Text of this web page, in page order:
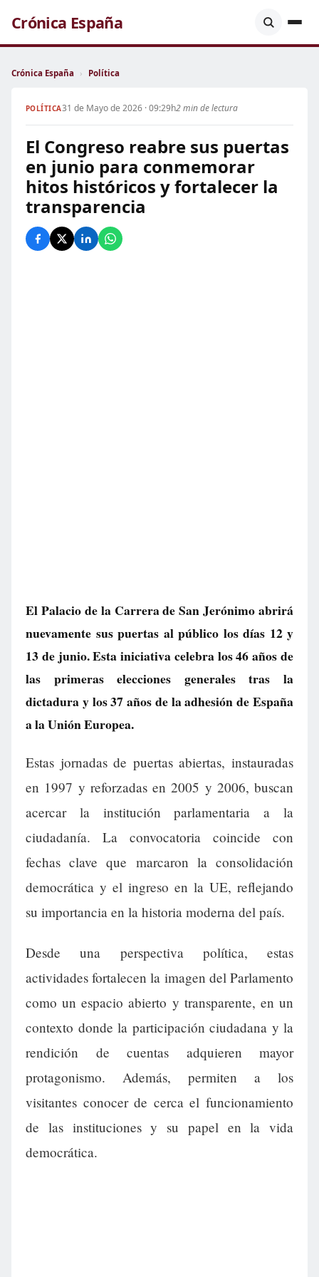
Crónica España
Crónica España › Política
POLÍTICA31 de Mayo de 2026 · 09:29h2 min de lectura
El Congreso reabre sus puertas
en junio para conmemorar
hitos históricos y fortalecer la
transparencia
El Palacio de la Carrera de San Jerónimo abrirá
nuevamente sus puertas al público los días 12 y
13 de junio. Esta iniciativa celebra los 46 años de
las primeras elecciones generales tras la
dictadura y los 37 años de la adhesión de España
a la Unión Europea.
Estas jornadas de puertas abiertas, instauradas
en 1997 y reforzadas en 2005 y 2006, buscan
acercar la institución parlamentaria a la
ciudadanía. La convocatoria coincide con
fechas clave que marcaron la consolidación
democrática y el ingreso en la UE, reflejando
su importancia en la historia moderna del país.
Desde una perspectiva política, estas
actividades fortalecen la imagen del Parlamento
como un espacio abierto y transparente, en un
contexto donde la participación ciudadana y la
rendición de cuentas adquieren mayor
protagonismo. Además, permiten a los
visitantes conocer de cerca el funcionamiento
de las instituciones y su papel en la vida
democrática.